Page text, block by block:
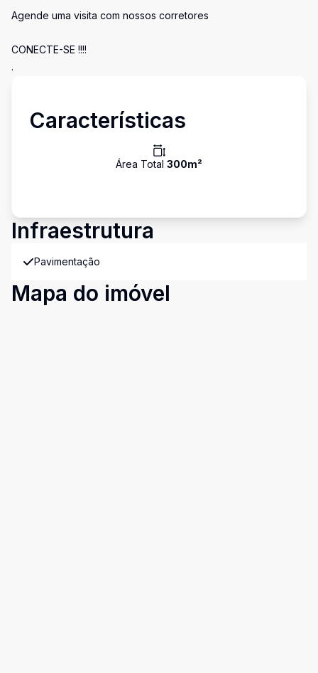
Agende uma visita com nossos corretores
CONECTE-SE !!!!
.
Características
Área Total 300m²
Infraestrutura
Pavimentação
Mapa do imóvel